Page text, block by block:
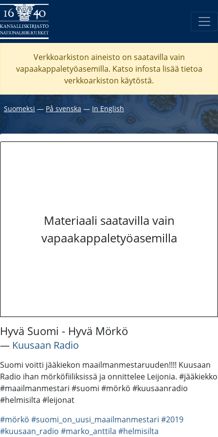
Verkkoarkiston aineisto on saatavilla vain
vapaakappaletyöasemilla. Katso infosta lisää tietoa
verkkoarkiston käytöstä.
Suomeksi ― På svenska ― In English
Materiaali saatavilla vain
vapaakappaletyöasemilla
Hyvä Suomi - Hyvä Mörkö
― Kuusaan Radio
Suomi voitti jääkiekon maailmanmestaruuden!!!! Kuusaan
Radio ihan mörköfiiliksissä ja onnittelee Leijonia. #jääkiekko
#maailmanmestari #suomi #mörkö #kuusaanradio
#helmisilta #leijonat
#mörkö #suomi_on_uusi_maailmanmestari #2019
#kuusaan_radio #marko_anttila #helmisilta